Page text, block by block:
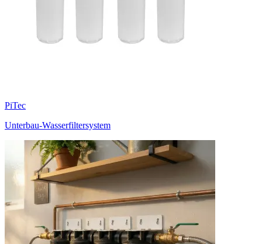
PiTec
Unterbau-Wasserfiltersystem